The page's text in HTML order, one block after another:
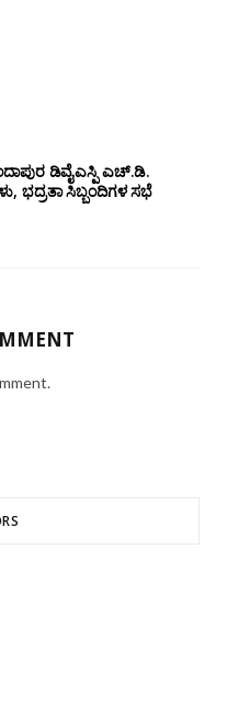
ಡಿವೈಎಸ್ಪಿ ಎಚ್.ಡಿ.
ಭದ್ರತಾ ಸಿಬ್ಬಂದಿಗಳ ಸಭೆ